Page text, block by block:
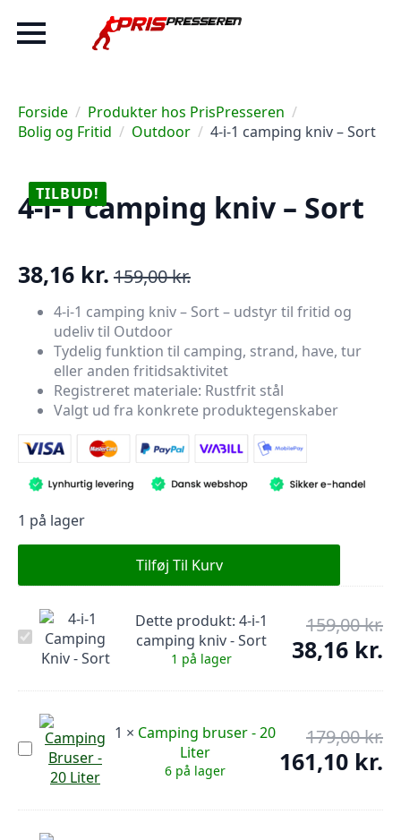
Forside
Produkter hos PrisPresseren
Bolig og Fritid
Outdoor 4-i-1 camping kniv – Sort
TILBUD!
4-i-1 camping kniv – Sort
159,00kr.
Den
oprindelige
pris
var:
159,00 kr..
38,16 kr.
Den
aktuelle
pris
38,16 kr..
4-i-1 camping kniv – Sort – udstyr til fritid og
udeliv til Outdoor
Tydelig funktion til camping, strand, have, tur
eller anden fritidsaktivitet
Registreret materiale: Rustfrit stål
Valgt ud fra konkrete produktegenskaber
1 på lager
Tilføj Til Kurv
4-
i-
kniv
Sort
Dette produkt: 4-i-1
camping kniv - Sort
1 på lager
159,00kr.
38,16 kr.
Camping
bruser
Liter
1 × Camping bruser - 20
Liter
6 på lager
179,00kr.
161,10 kr.
er: